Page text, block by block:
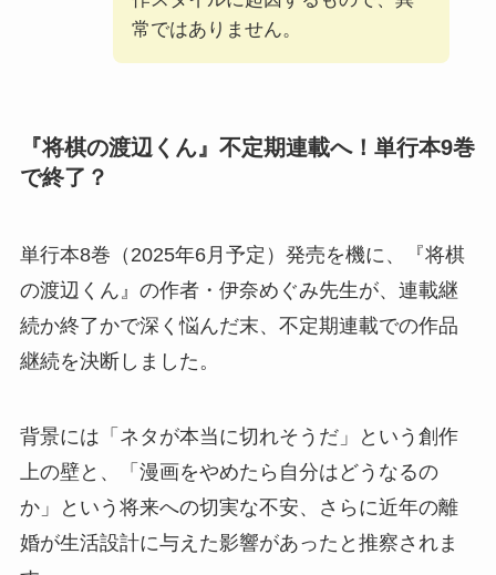
常ではありません。
『将棋の渡辺くん』不定期連載へ！単行本9巻
で終了？
単行本8巻（2025年6月予定）発売を機に、『将棋
の渡辺くん』の作者・伊奈めぐみ先生が、連載継
続か終了かで深く悩んだ末、不定期連載での作品
継続を決断しました。
背景には「ネタが本当に切れそうだ」という創作
上の壁と、「漫画をやめたら自分はどうなるの
か」という将来への切実な不安、さらに近年の離
婚が生活設計に与えた影響があったと推察されま